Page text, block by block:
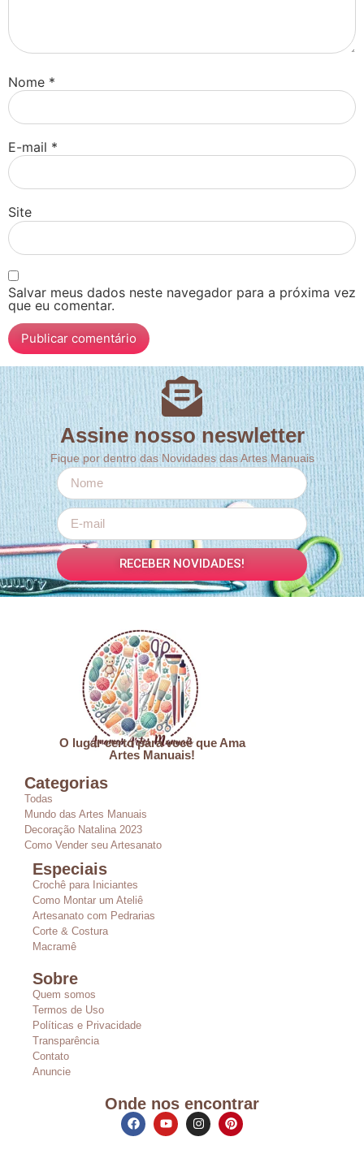
Nome *
E-mail *
Site
Salvar meus dados neste navegador para a próxima vez
que eu comentar.
Assine nosso neswletter
Fique por dentro das Novidades das Artes Manuais
RECEBER NOVIDADES!
O lugar certo para você que Ama
Artes Manuais!
Categorias
Todas
Mundo das Artes Manuais
Decoração Natalina 2023
Como Vender seu Artesanato
Especiais
Crochê para Iniciantes
Como Montar um Ateliê
Artesanato com Pedrarias
Corte & Costura
Macramê
Sobre
Quem somos
Termos de Uso
Políticas e Privacidade
Transparência
Contato
Anuncie
Onde nos encontrar